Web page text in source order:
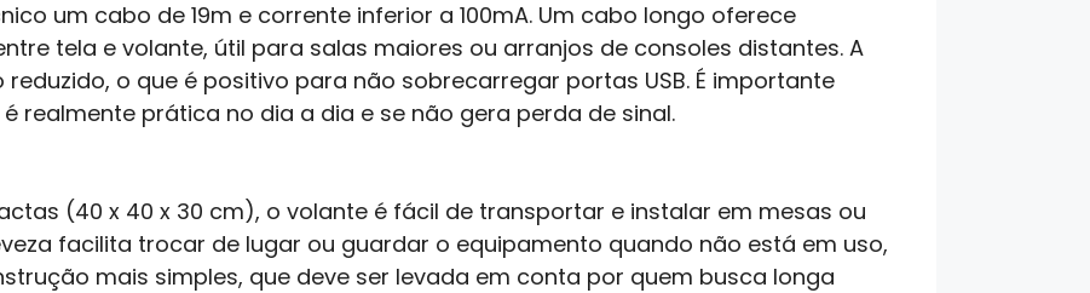
um cabo de 19m e corrente inferior a 100mA. Um cabo longo oferece
tela e volante, útil para salas maiores ou arranjos de consoles distantes. A
o que é positivo para não sobrecarregar portas USB. É importante
realmente prática no dia a dia e se não gera perda de sinal.
(40 x 40 x 30 cm), o volante é fácil de transportar e instalar em mesas ou
facilita trocar de lugar ou guardar o equipamento quando não está em uso,
mais simples, que deve ser levada em conta por quem busca longa